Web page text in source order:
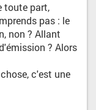
toute part,
pas : le
non ? Allant
? Alors
c'est une